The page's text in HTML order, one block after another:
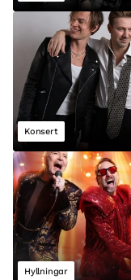
Konsert
Hyllningar